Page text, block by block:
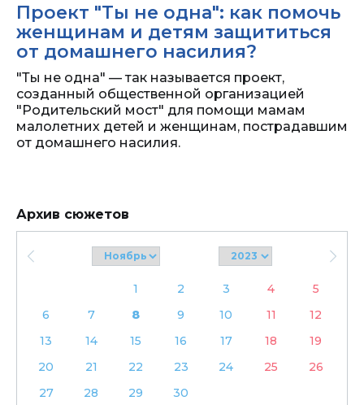
Проект "Ты не одна": как помочь
женщинам и детям защититься
от домашнего насилия?
"Ты не одна" — так называется проект,
созданный общественной организацией
"Родительский мост" для помощи мамам
малолетних детей и женщинам, пострадавшим
от домашнего насилия.
Архив сюжетов
1 2 3 4
5
6
7 8 9 10 11
12
13
14 15 16 17 18
19
20
21 22 23 24 25
26
27
28 29 30